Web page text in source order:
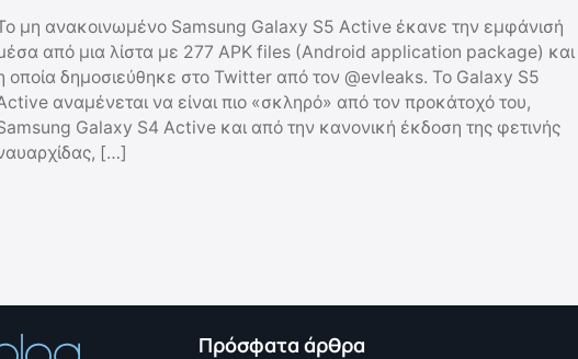
μη ανακοινωμένο Samsung Galaxy S5 Active έκανε την εμφάνισή
από μια λίστα με 277 APK files (Android application package) και
οποία δημοσιεύθηκε στο Twitter από τον @evleaks. Το Galaxy S5
αναμένεται να είναι πιο «σκληρό» από τον προκάτοχό του,
Galaxy S4 Active και από την κανονική έκδοση της φετινής
[…]
Πρόσφατα άρθρα